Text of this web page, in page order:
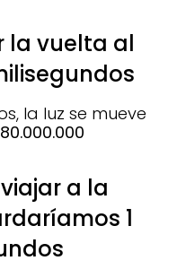
la vuelta al
la luz se mueve
a la
1